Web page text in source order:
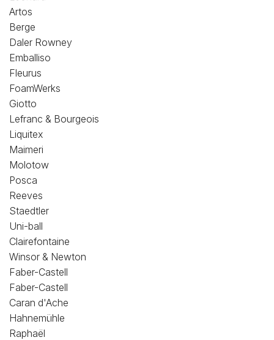
Loisirs Créatifs
Coffrets & cadeaux
Encadrement
mail
Artos
Berge
Daler Rowney
Emballiso
Fleurus
FoamWerks
Giotto
Lefranc & Bourgeois
Liquitex
Maimeri
Molotow
Posca
Reeves
Staedtler
Uni-ball
Clairefontaine
Winsor & Newton
Faber-Castell
Faber-Castell
Caran d'Ache
Hahnemühle
Raphaël